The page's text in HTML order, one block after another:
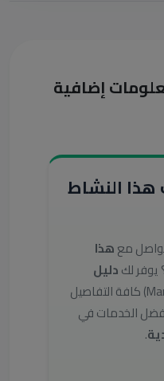
إضافية
النشاط
معهذا
يوفر لكدليل
(Marhaba Nador) كافة التفاصيل
الخدمات في
.